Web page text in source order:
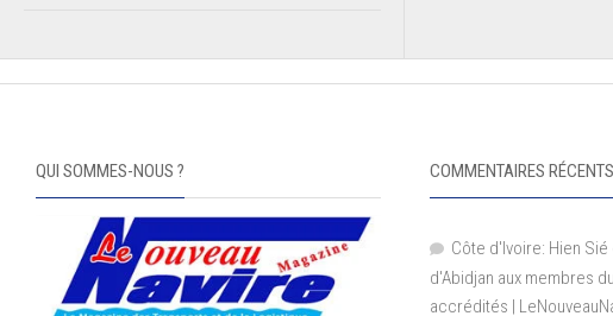
QUI SOMMES-NOUS ? COMMENTAIRES RÉCENTS
Côte d'Ivoire: Hien Sié
d'Abidjan aux membres
accrédités |